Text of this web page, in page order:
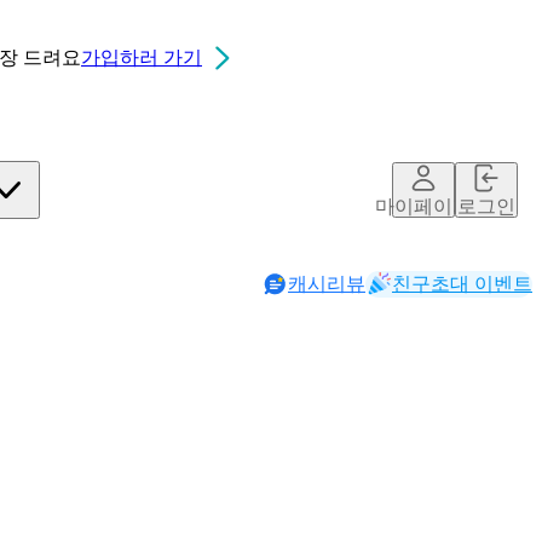
드려요가입하러 가기
마이페이지로그인
캐시리뷰 친구초대 이벤트